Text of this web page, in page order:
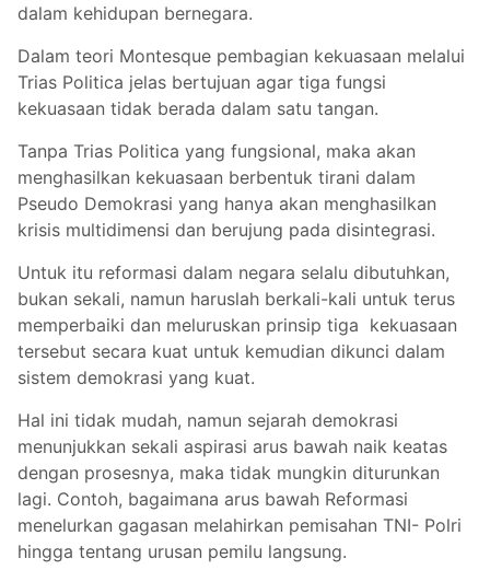
dalam kehidupan bernegara.
Dalam teori Montesque pembagian kekuasaan melalui
Trias Politica jelas bertujuan agar tiga fungsi
kekuasaan tidak berada dalam satu tangan.
Tanpa Trias Politica yang fungsional, maka akan
menghasilkan kekuasaan berbentuk tirani dalam
Pseudo Demokrasi yang hanya akan menghasilkan
krisis multidimensi dan berujung pada disintegrasi.
Untuk itu reformasi dalam negara selalu dibutuhkan,
bukan sekali, namun haruslah berkali-kali untuk terus
memperbaiki dan meluruskan prinsip tiga kekuasaan
tersebut secara kuat untuk kemudian dikunci dalam
sistem demokrasi yang kuat.
Hal ini tidak mudah, namun sejarah demokrasi
menunjukkan sekali aspirasi arus bawah naik keatas
dengan prosesnya, maka tidak mungkin diturunkan
lagi. Contoh, bagaimana arus bawah Reformasi
menelurkan gagasan melahirkan pemisahan TNI- Polri
hingga tentang urusan pemilu langsung.